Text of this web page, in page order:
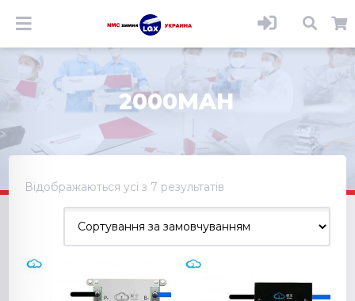
2000MAH
Відображаються усі з 7 результатів